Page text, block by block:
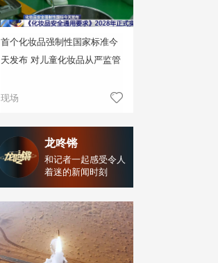
首个化妆品强制性国家标准今
天发布 对儿童化妆品从严监管
现场
龙咚锵
和记者一起感受令人
着迷的新闻时刻